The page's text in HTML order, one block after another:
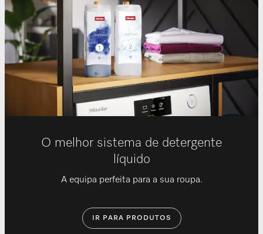
O melhor sistema de detergente
líquido
A equipa perfeita para a sua roupa.
IR PARA PRODUTOS